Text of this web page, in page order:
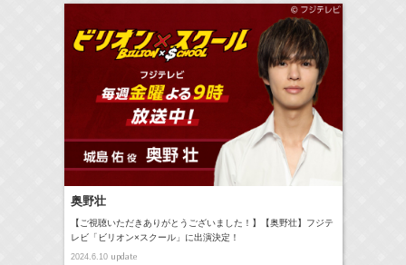
奥野壮
【ご視聴いただきありがとうございました！】【奥野壮】フジテ
レビ「ビリオン×スクール」に出演決定！
2024.6.10update